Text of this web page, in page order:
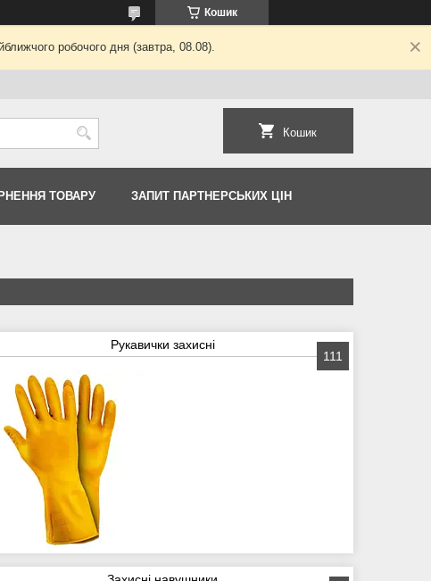
Кошик
робочого дня (завтра, 08.08).
Кошик
ТОВАРУ ЗАПИТ ПАРТНЕРСЬКИХ ЦІН
Рукавички захисні
111